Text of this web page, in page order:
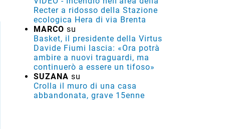
MARCO M.su
VIDEO - Incendio nell'area della
Recter a ridosso della Stazione
ecologica Hera di via Brenta
MARCOsu
Basket, il presidente della Virtus
Davide Fiumi lascia: «Ora potrà
ambire a nuovi traguardi, ma
continuerò a essere un tifoso»
SUZANAsu